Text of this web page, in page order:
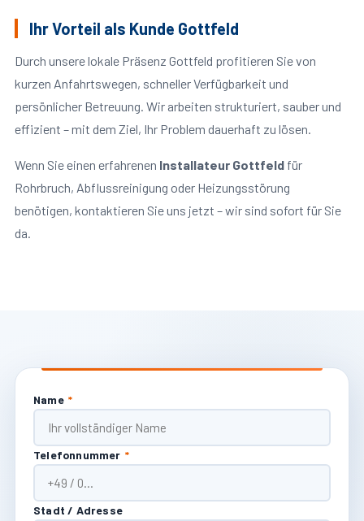
Ihr Vorteil als Kunde Gottfeld
Durch unsere lokale Präsenz Gottfeld profitieren Sie von
kurzen Anfahrtswegen, schneller Verfügbarkeit und
persönlicher Betreuung. Wir arbeiten strukturiert, sauber und
effizient – mit dem Ziel, Ihr Problem dauerhaft zu lösen.
Wenn Sie einen erfahrenen Installateur Gottfeldfür
Rohrbruch, Abflussreinigung oder Heizungsstörung
benötigen, kontaktieren Sie uns jetzt – wir sind sofort für Sie
da.
Name *
Telefonnummer *
Stadt / Adresse